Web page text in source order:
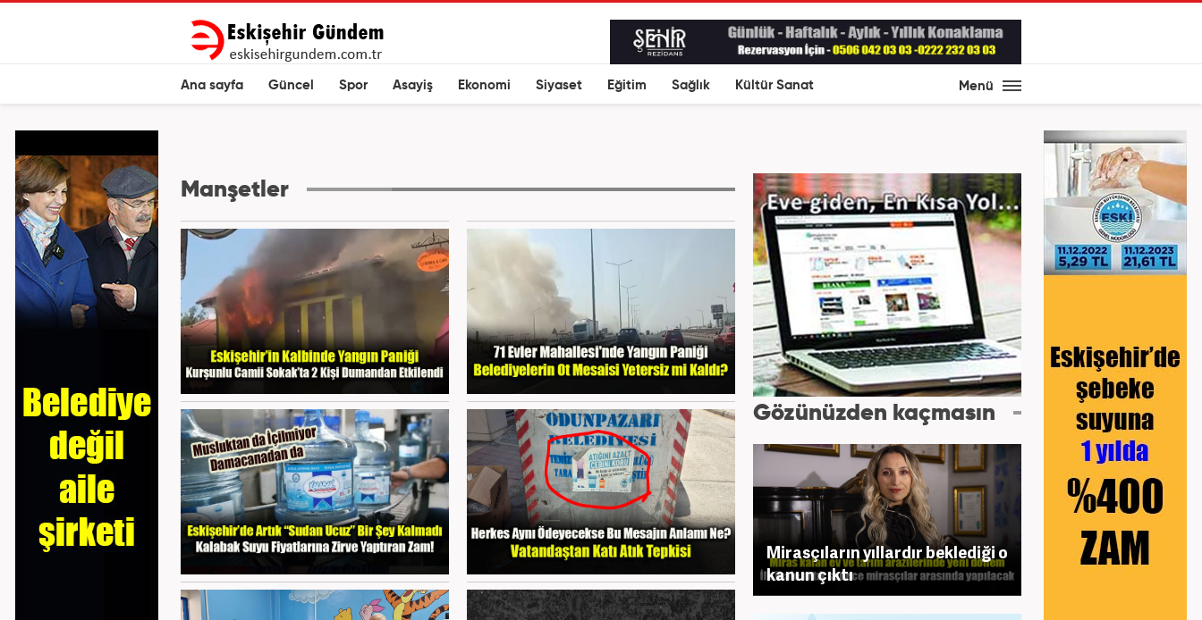
Ana sayfa Güncel Spor Asayiş Ekonomi Siyaset Eğitim Sağlık Kültür Sanat Menü
Manşetler
Gözünüzden kaçmasın
Mirasçıların yıllardır beklediği o
kanun çıktı